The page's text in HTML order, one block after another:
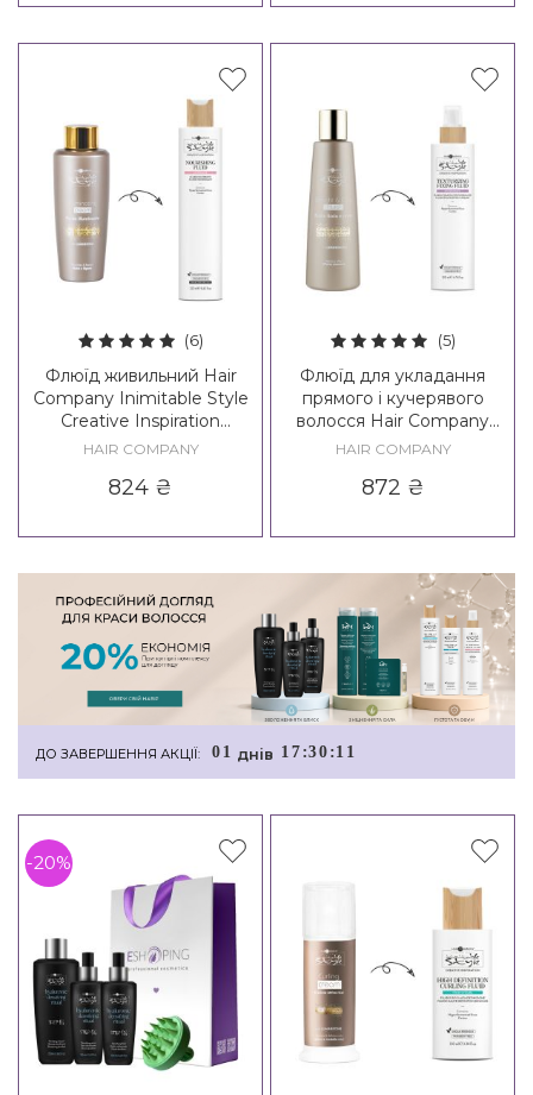
(6)
Флюїд живильний Hair
Company Inimitable Style
Creative Inspiration
Nutricare Nourishing Fluid
HAIR COMPANY
824 ₴
(5)
Флюїд для укладання
прямого і кучерявого
волосся Hair Company
Inimitable Style Straight &
Inspiration Hypershape
HAIR COMPANY
872 ₴
ДО ЗАВЕРШЕННЯ АКЦІЇ: 0 1 днiв 17 :30 :1 1
-20%